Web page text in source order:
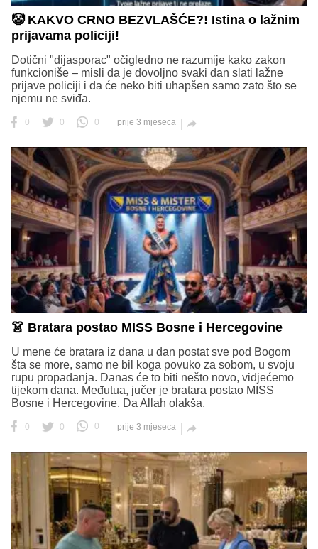
🤡 KAKVO CRNO BEZVLAŠĆE?! Istina o lažnim
prijavama policiji!
Dotični "dijasporac" očigledno ne razumije kako zakon
funkcioniše – misli da je dovoljno svaki dan slati lažne
prijave policiji i da će neko biti uhapšen samo zato što se
njemu ne sviđa.
0 0 0 prije 3 mjeseca 
👗 Bratara postao MISS Bosne i Hercegovine
U mene će bratara iz dana u dan postat sve pod Bogom
šta se more, samo ne bil koga povuko za sobom, u svoju
rupu propadanja. Danas će to biti nešto novo, vidjećemo
tijekom dana. Međutua, jučer je bratara postao MISS
Bosne i Hercegovine. Da Allah olakša.
0 0 0 prije 3 mjeseca 